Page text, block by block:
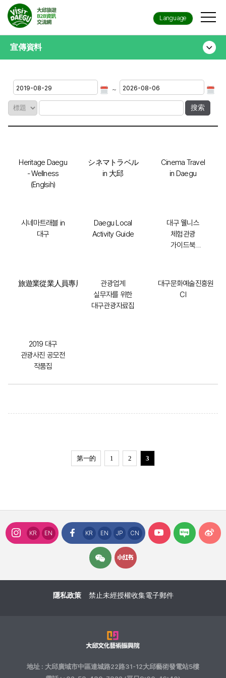
Language
宣傳資料
~
Heritage Daegu
- Wellness
(Englsih)
シネマトラベル
in 大邱
Cinema Travel
in Daegu
시네마트래블 in
대구
Daegu Local
Activity Guide
대구 웰니스
체험관광
가이드북
旅遊業從業人員專用大邱旅遊資料集
관광업계
실무자를 위한
대구관광자료집
대구문화예술진흥원
CI
2019 대구
관광사진 공모전
작품집
第一的 1 2 3
KR EN KR EN JP CN
隱私政策 禁止未經授權收集電子郵件
地址 : 大邱廣域市中區達城路22路31-12大邱藝術發電站5樓